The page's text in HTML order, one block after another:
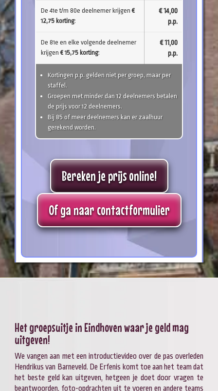
De 41e t/m 80e deelnemer krijgen€
12,75 korting:
€ 14,00
p.p.
De 81e en elke volgende deelnemer
krijgen€ 15,75 korting:
€ 11,00
p.p.
Kortingen p.p. gelden niet per groep, maar per
staffel.
Groepen met minder dan 12 deelnemers betalen
de prijs voor 12 deelnemers.
Bij 85 of meer deelnemers kan er zaalhuur
gerekend worden.
Bereken je prijs online!
Of ga naar contactformulier
Het groepsuitje in Eindhoven waar je geld mag
uitgeven!
We vangen aan met een introductievideo over de pas overleden
Hendrikus van Barneveld. De Erfenis komt toe aan het team dat
het beste geld kan uitgeven, hetgeen je doet door vragen te
beantwoorden, foto-opdrachten uit te voeren en andere teams